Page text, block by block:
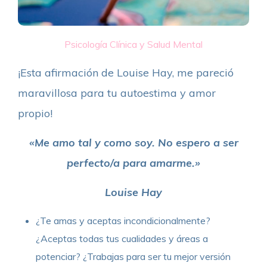
Psicología Clínica y Salud Mental
¡Esta afirmación de Louise Hay, me pareció
maravillosa para tu autoestima y amor
propio!
«Me amo tal y como soy. No espero a ser
perfecto/a para amarme.»
Louise Hay
¿Te amas y aceptas incondicionalmente?
¿Aceptas todas tus cualidades y áreas a
potenciar? ¿Trabajas para ser tu mejor versión